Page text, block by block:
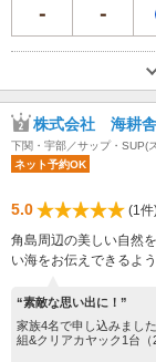
株式会社 海耕舎
下関・宇部／サップ・SUP(
ネット予約OK
5.0
(1件
角島周辺の美しい自然
い海をお伝えできるよ
“素敵な思い出に！”
家族4名で申し込みまし
組&クリアカヤック1台（2